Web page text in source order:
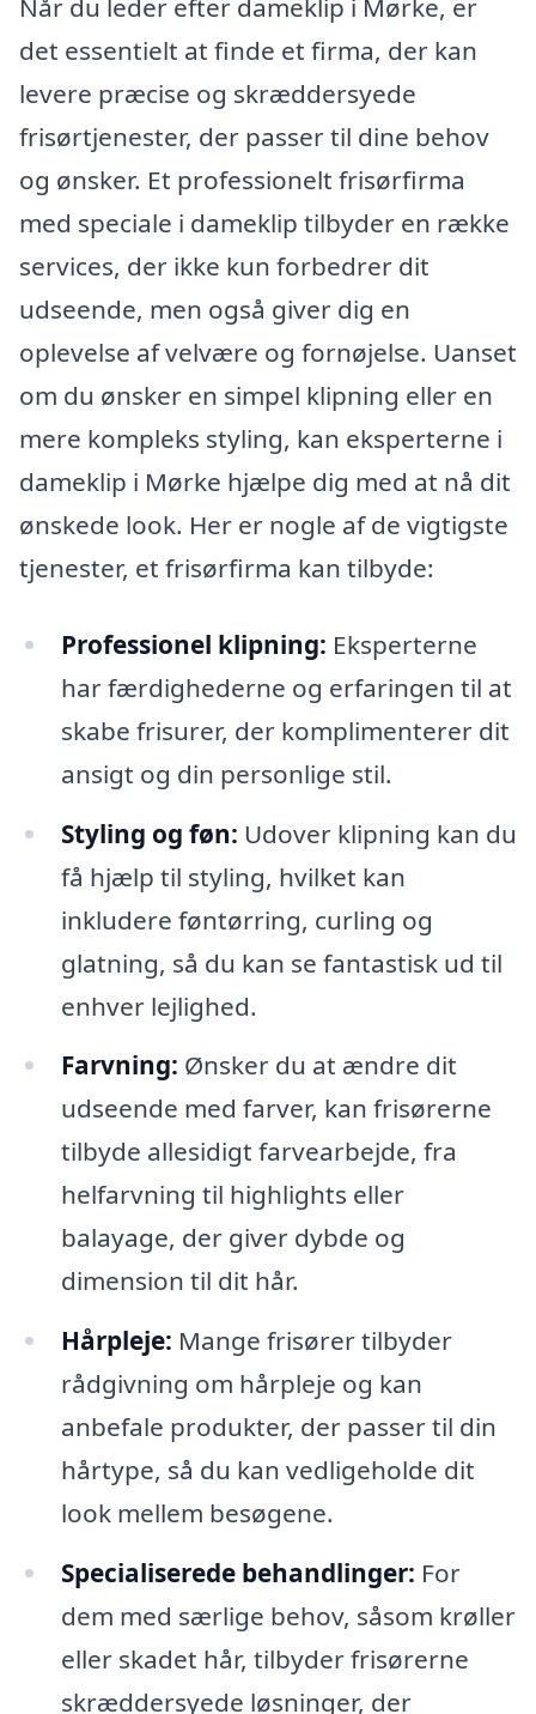
Når du leder efter dameklip i Mørke, er
det essentielt at finde et firma, der kan
levere præcise og skræddersyede
frisørtjenester, der passer til dine behov
og ønsker. Et professionelt frisørfirma
med speciale i dameklip tilbyder en række
services, der ikke kun forbedrer dit
udseende, men også giver dig en
oplevelse af velvære og fornøjelse. Uanset
om du ønsker en simpel klipning eller en
mere kompleks styling, kan eksperterne i
dameklip i Mørke hjælpe dig med at nå dit
ønskede look. Her er nogle af de vigtigste
tjenester, et frisørfirma kan tilbyde:
Professionel klipning: Eksperterne
har færdighederne og erfaringen til at
skabe frisurer, der komplimenterer dit
ansigt og din personlige stil.
Styling og føn: Udover klipning kan du
få hjælp til styling, hvilket kan
inkludere føntørring, curling og
glatning, så du kan se fantastisk ud til
enhver lejlighed.
Farvning: Ønsker du at ændre dit
udseende med farver, kan frisørerne
tilbyde allesidigt farvearbejde, fra
helfarvning til highlights eller
balayage, der giver dybde og
dimension til dit hår.
Hårpleje: Mange frisører tilbyder
rådgivning om hårpleje og kan
anbefale produkter, der passer til din
hårtype, så du kan vedligeholde dit
look mellem besøgene.
Specialiserede behandlinger: For
dem med særlige behov, såsom krøller
eller skadet hår, tilbyder frisørerne
skræddersyede løsninger, der